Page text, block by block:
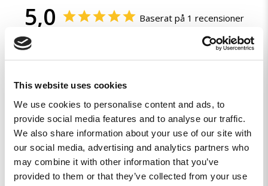
This website uses cookies
We use cookies to personalise content and ads, to
provide social media features and to analyse our traffic.
We also share information about your use of our site with
our social media, advertising and analytics partners who
may combine it with other information that you’ve
provided to them or that they’ve collected from your use
5,0 Baserat på 1 recensioner
0
Skriv en recension
Ställ en fråga